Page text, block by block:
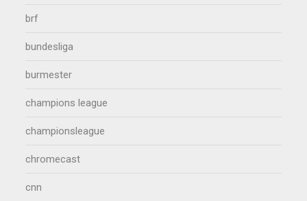
brf
bundesliga
burmester
champions league
championsleague
chromecast
cnn